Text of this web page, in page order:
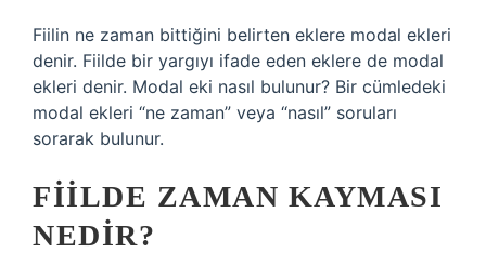
Fiilin ne zaman bittiğini belirten eklere modal ekleri
denir. Fiilde bir yargıyı ifade eden eklere de modal
ekleri denir. Modal eki nasıl bulunur? Bir cümledeki
modal ekleri “ne zaman” veya “nasıl” soruları
sorarak bulunur.
FIILDE ZAMAN KAYMASI
NEDIR?